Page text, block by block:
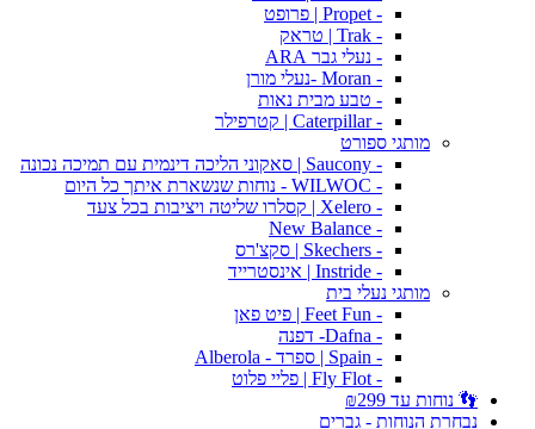
- Propet | פרופט
- Trak | טראק
- נעלי גבר ARA
- Moran -נעלי מורן
- טבע מבית נאות
- Caterpillar | קטרפילר
מותגי ספורט
- Saucony | סאקוני הליכה דינמית עם תמיכה נכונה
- WILWOC - נוחות שנשארת איתך כל היום
- Xelero | קסלרו שליטה ויציבות בכל צעד
- New Balance
- Skechers | סקצ'רס
- Instride | אינסטרייד
מותגי נעלי בית
- Feet Fun | פיט פאן
- Dafna- דפנה
- Spain | ספרד - Alberola
- Fly Flot | פליי פלוט
👣 נוחות עד ₪299
נבחרת הנוחות - גברים